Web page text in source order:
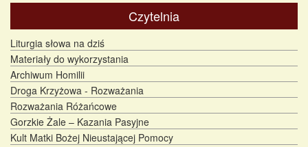
Czytelnia
Liturgia słowa na dziś
Materiały do wykorzystania
Archiwum Homilii
Droga Krzyżowa - Rozważania
Rozważania Różańcowe
Gorzkie Żale – Kazania Pasyjne
Kult Matki Bożej Nieustającej Pomocy